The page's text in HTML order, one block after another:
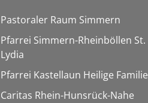
Pastoraler Raum Simmern
Pfarrei Simmern-Rheinböllen St.
Lydia
Pfarrei Kastellaun Heilige Familie
Caritas Rhein-Hunsrück-Nahe